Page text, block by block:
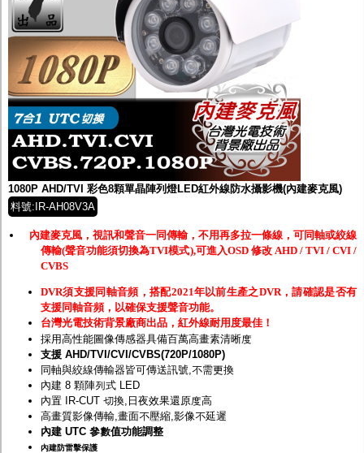
1080P AHD/TVI 彩色8顆單晶陣列燈LED紅外線防水攝影機(內建麥克風)
料號:IR-AH08V3A
內建麥克風，視訊和聲音一同傳輸，不用再多拉一條線，可同軸或絞線
傳輸(聲音功能須切換為TVI模式),可進入OSD 修改 AHD / TVI / CVI /
CVBS
DVR須支援同軸音頻，搭配2021年以前生產之DVR，請確認是否有
支援同軸音頻，以確保支援聲音功能。
台灣光電技術背景廠商出品，紅外線耐用度最佳！
採用高性能圖像傳感器具備百萬高畫素清晰度
支援 AHD/TVI/CVI/CVBS(720P/1080P)
同軸與絞線傳輸器皆可傳送訊號,不需更換
內建 8 顆陣列式 LED
內置 IR-CUT 切換,日夜效果還原度高
高畫質影像傳輸,畫面不壓縮,影像不延遲
內建 UTC 參數值功能調整
內建防雷擊保護